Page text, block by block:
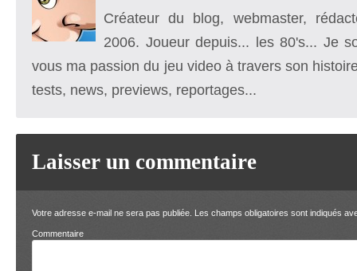
Créateur du blog, webmaster,
2006. Joueur depuis... les 80's... Je
vous ma passion du jeu video à travers son
tests, news, previews, reportages...
Laisser un commentaire
Votre adresse e-mail ne sera pas publiée. Les champs obligatoires sont indiqués